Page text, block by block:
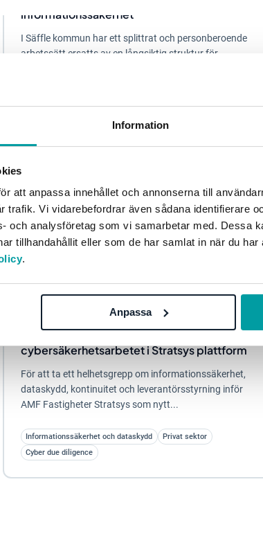
Information
att anpassa innehållet och annonserna till
trafik. Vi vidarebefordrar även sådana identifierare
och analysföretag som vi samarbetar med. Dessa
tillhandahållit eller som de har samlat in när du
.
Anpassa
informationssäkerhet
I Säffle kommun har ett splittrat och personberoende
arbetssätt ersatts av en långsiktig struktur för
AMF Fastigheter rustar för NIS2 och samlar
cybersäkerhetsarbetet i Stratsys plattform
För att ta ett helhetsgrepp om informationssäkerhet,
dataskydd, kontinuitet och leverantörsstyrning inför
AMF Fastigheter Stratsys som nytt...
Informationssäkerhet och dataskydd
Privat sektor
Cyber due diligence